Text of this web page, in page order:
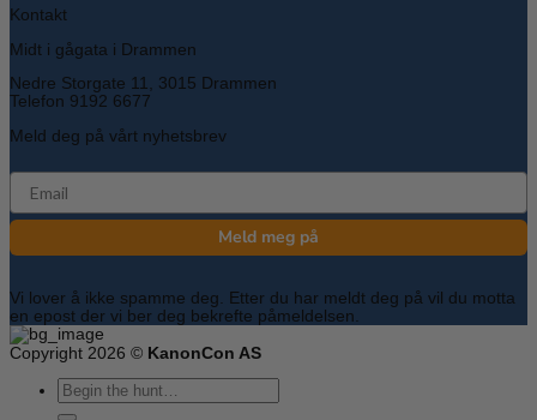
Kontakt
Midt i gågata i Drammen
Nedre Storgate 11, 3015 Drammen
Telefon 9192 6677
Meld deg på vårt nyhetsbrev
email
Meld meg på
Vi lover å ikke spamme deg. Etter du har meldt deg på vil du motta
en epost der vi ber deg bekrefte påmeldelsen.
Copyright 2026 © KanonCon AS
Søk
etter: